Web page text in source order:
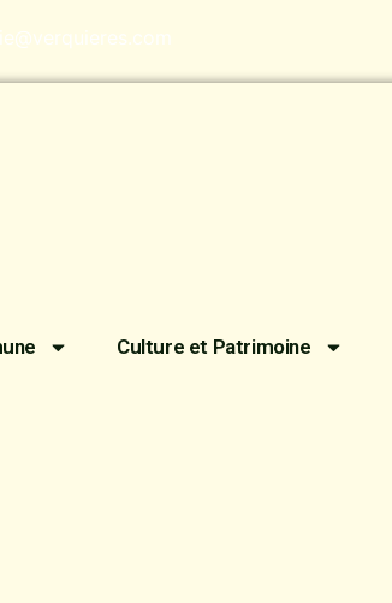
Culture et Patrimoine